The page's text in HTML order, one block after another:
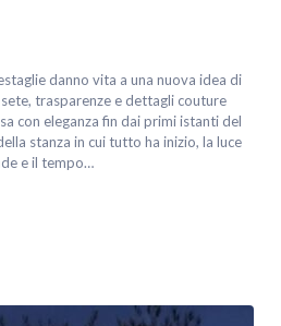
danno vita a una nuova idea di
trasparenze e dettagli couture
con eleganza fin dai primi istanti del
stanza in cui tutto ha inizio, la luce
e il tempo…